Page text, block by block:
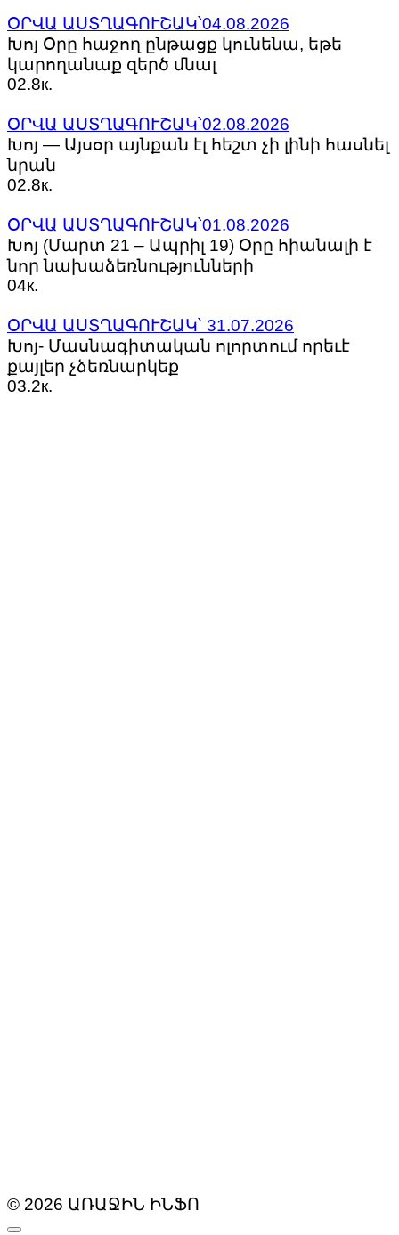
ՕՐՎԱ ԱՍՏՂԱԳՈՒՇԱԿ՝04.08.2026
Խոյ Օրը հաջող ընթացք կունենա, եթե
կարողանաք զերծ մնալ
02.8к.
ՕՐՎԱ ԱՍՏՂԱԳՈՒՇԱԿ՝02.08.2026
Խոյ — Այսօր այնքան էլ հեշտ չի լինի հասնել
նրան
02.8к.
ՕՐՎԱ ԱՍՏՂԱԳՈՒՇԱԿ՝01.08.2026
Խոյ (Մարտ 21 – Ապրիլ 19) ​Օրը հիանալի է
նոր նախաձեռնությունների
04к.
ՕՐՎԱ ԱՍՏՂԱԳՈՒՇԱԿ՝ 31.07.2026
Խոյ- Մասնագիտական ոլորտում որեւէ
քայլեր չձեռնարկեք
03.2к.
© 2026 ԱՌԱՋԻՆ ԻՆՖՈ